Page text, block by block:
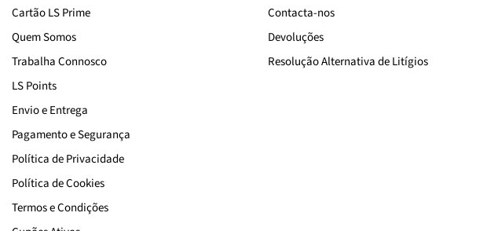
Cartão LS Prime
Quem Somos
Trabalha Connosco
LS Points
Envio e Entrega
Pagamento e Segurança
Política de Privacidade
Política de Cookies
Termos e Condições
Contacta-nos
Devoluções
Resolução Alternativa de Litígios